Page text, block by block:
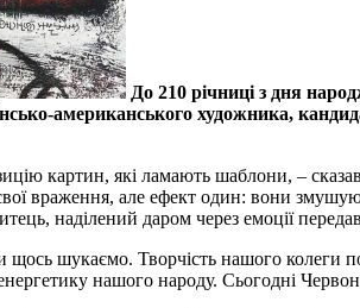
До 210 річниці з дня
американського художника,
картин, які ламають шаблони, –
враження, але ефект один: вони
наділений даром через емоції
шукаємо. Творчість нашого колеги
нашого народу. Сьогодні